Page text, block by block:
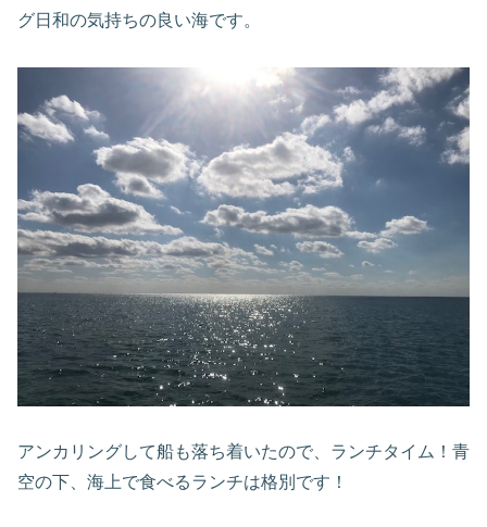
グ日和の気持ちの良い海です。
アンカリングして船も落ち着いたので、ランチタイム！青
空の下、海上で食べるランチは格別です！